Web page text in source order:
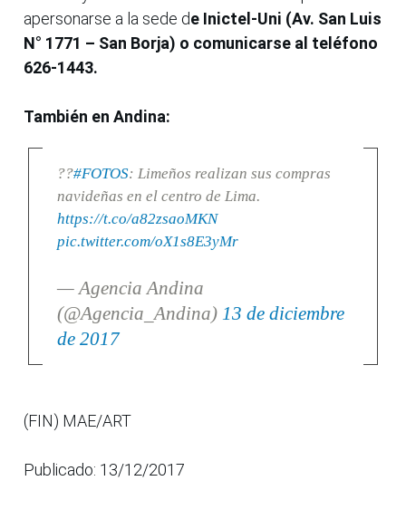
apersonarse a la sede de Inictel-Uni (Av. San Luis
N° 1771 – San Borja) o comunicarse al teléfono
626-1443.
También en Andina:
??#FOTOS: Limeños realizan sus compras
navideñas en el centro de Lima.
https://t.co/a82zsaoMKN
pic.twitter.com/oX1s8E3yMr
— Agencia Andina
(@Agencia_Andina) 13 de diciembre
de 2017
(FIN) MAE/ART
Publicado: 13/12/2017